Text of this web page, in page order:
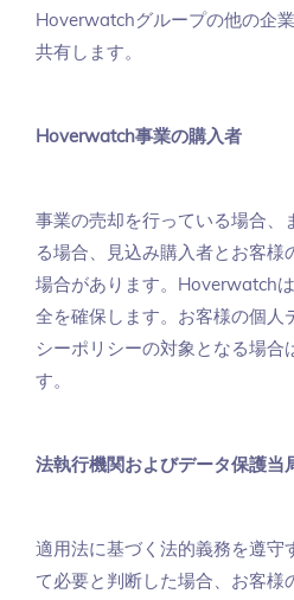
Hoverwatchグループの他の企
共有します。
Hoverwatch事業の購入者
事業の売却を行っている場合、
る場合、見込み購入者とお客様
場合があります。Hoverwatch
全を確保します。お客様の個人
シーポリシーの対象となる場合
す。
法執行機関およびデータ保護当
適用法に基づく法的義務を遵守
て必要と判断した場合、お客様